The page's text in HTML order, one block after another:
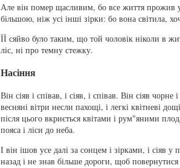
Але він помер щасливим, бо все життя прожив у
більшою, ніж усі інші зірки: бо вона світила,
ЇЇ сяйво було таким, що той чоловік ніколи в
ліс, ні про темну стежку.
Насіння
Він сіяв і співав, і сіяв, і співав. Він сіяв чорне
весняні вітри несли пахощі, і легкі квітневі
після цього вкриється квітами і рум"яними
пояса і ліси до неба.
І він ішов усе далі за сонцем і зірками, і сіяв
назад і не знав більше дороги, щоб